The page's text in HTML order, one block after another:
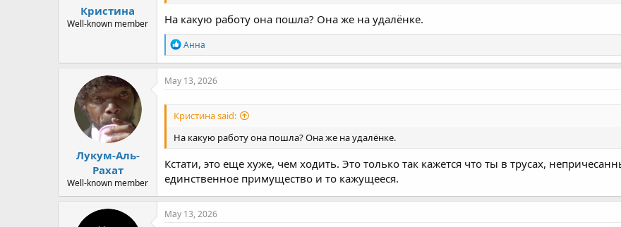
e
Кристина
Well-known member На какую работу она пошла? Она же на удалёнке.
R
e
a
c
n
s
:
Анна
Лукум-Аль-
Рахат
Well-known member
May 13, 2026
Кристина said:
На какую работу она пошла? Она же на удалёнке.
Кстати, это еще хуже, чем ходить. Это только так кажется что ты в трусах,
единственное примущество и то кажущееся.
May 13, 2026